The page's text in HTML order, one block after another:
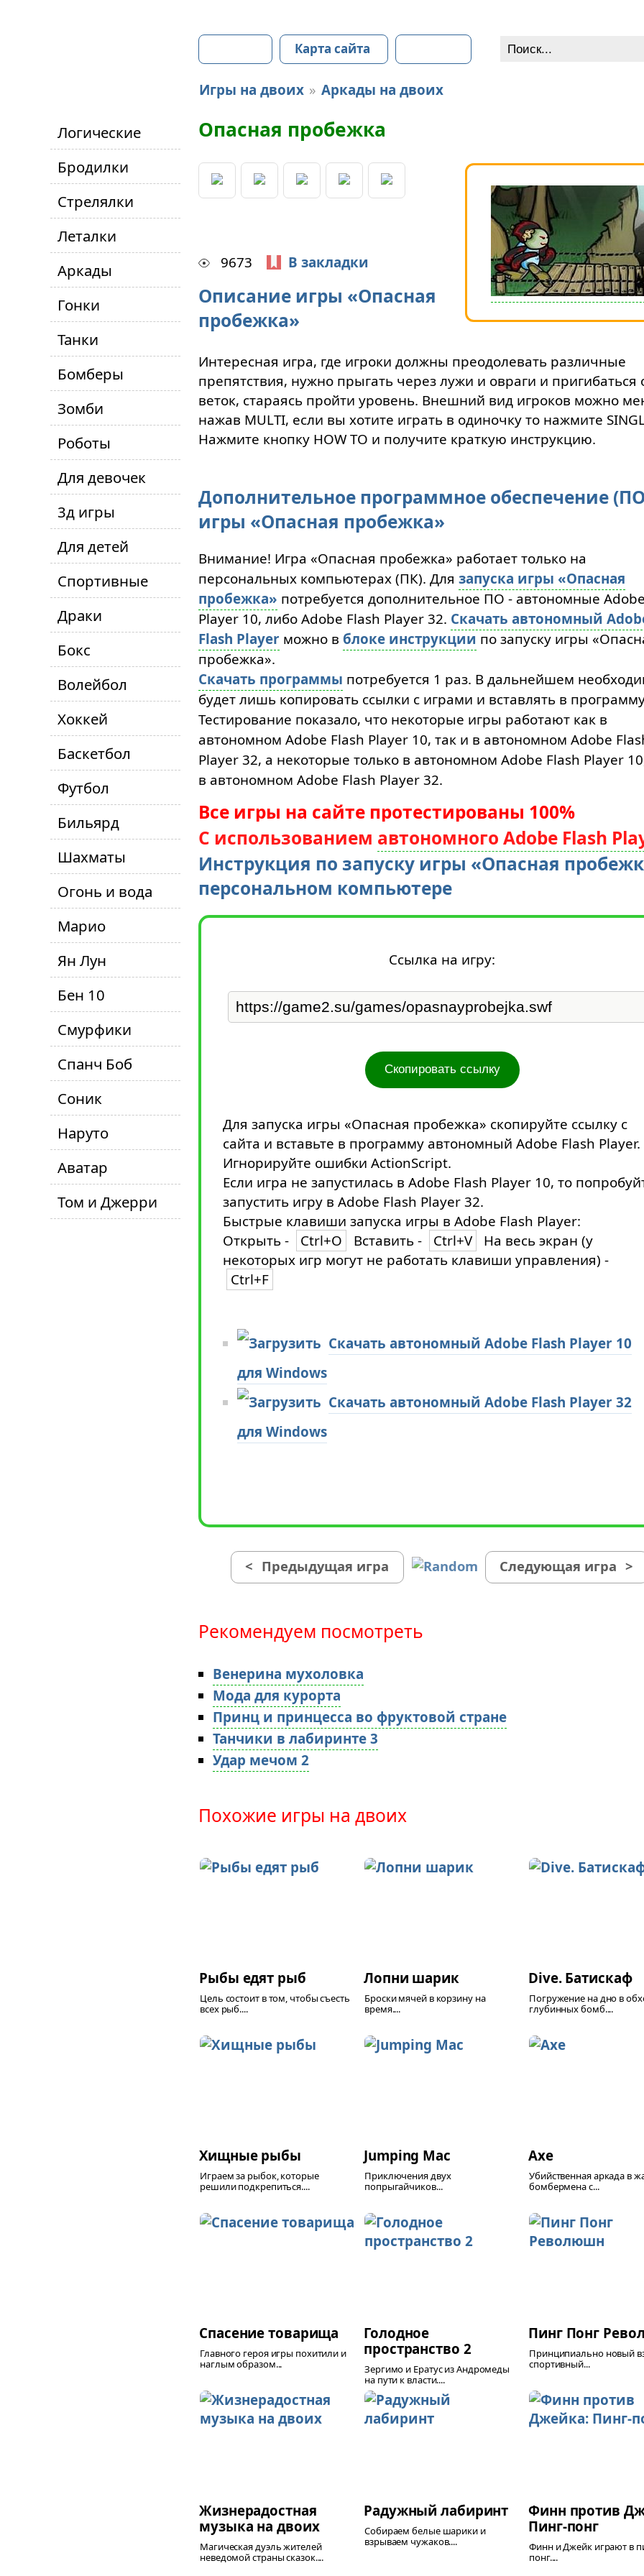
Игры на двоих » Аркады на двоих
Карта сайта
Логические
Бродилки
Стрелялки
Леталки
Аркады
Гонки
Танки
Бомберы
Зомби
Роботы
Для девочек
3д игры
Для детей
Спортивные
Драки
Бокс
Волейбол
Хоккей
Баскетбол
Футбол
Бильярд
Шахматы
Огонь и вода
Марио
Ян Лун
Бен 10
Смурфики
Спанч Боб
Соник
Наруто
Аватар
Том и Джерри
Опасная пробежка
9673 В закладки
Описание игры «Опасная
пробежка»
Интересная игра, где игроки должны преодолевать различные
препятствия, нужно прыгать через лужи и овраги и пригибаться
веток, стараясь пройти уровень. Внешний вид игроков можно
нажав MULTI, если вы хотите играть в одиночку то нажмите
Нажмите кнопку HOW TO и получите краткую инструкцию.
Дополнительное программное обеспечение
игры «Опасная пробежка»
Внимание! Игра «Опасная пробежка» работает только на
персональных компьютерах (ПК). Для запуска игры «Опасная
пробежка» потребуется дополнительное ПО - автономные
Player 10, либо Adobe Flash Player 32. Скачать автономный
Flash Player можно в блоке инструкции по запуску игры
пробежка».
Скачать программы потребуется 1 раз. В дальнейшем
будет лишь копировать ссылки с играми и вставлять в
Тестирование показало, что некоторые игры работают как в
автономном Adobe Flash Player 10, так и в автономном Adobe
Player 32, а некоторые только в автономном Adobe Flash Player
в автономном Adobe Flash Player 32.
Все игры на сайте протестированы 100%
С использованием автономного Adobe Flash
Инструкция по запуску игры «Опасная
персональном компьютере
Ссылка на игру:
Скопировать ссылку
Для запуска игры «Опасная пробежка» скопируйте ссылку с
сайта и вставьте в программу автономный Adobe Flash Player.
Игнорируйте ошибки ActionScript.
Если игра не запустилась в Adobe Flash Player 10, то
запустить игру в Adobe Flash Player 32.
Быстрые клавиши запуска игры в Adobe Flash Player:
Открыть -
Ctrl+O Вставить - Ctrl+V
На весь экран (у
некоторых игр могут не работать клавиши управления) -
Ctrl+F
Скачать автономный Adobe Flash Player 10
для Windows
Скачать автономный Adobe Flash Player 32
для Windows
< Предыдущая игра Следующая игра >
Рекомендуем посмотреть
Венерина мухоловка
Мода для курорта
Принц и принцесса во фруктовой стране
Танчики в лабиринте 3
Удар мечом 2
Похожие игры на двоих
Рыбы едят рыб
Цель состоит в том, чтобы съесть
всех рыб....
Лопни шарик
Броски мячей в корзину на
время....
Dive. Батискаф
Погружение на дно в
глубинных бомб....
Хищные рыбы
Играем за рыбок, которые
решили подкрепиться....
Jumping Mac
Приключения двух
попрыгайчиков...
Axe
Убийственная аркада в
бомбермена с...
Спасение товарища
Главного героя игры похитили и
наглым образом...
Голодное
пространство 2
Зергимо и Ератус из Андромеды
на пути к власти....
Пинг Понг
Принципиально новый
спортивный...
Жизнерадостная
музыка на двоих
Магическая дуэль жителей
неведомой страны сказок....
Радужный лабиринт
Собираем белые шарики и
взрываем чужаков....
Финн против
Пинг-понг
Финн и Джейк играют в
понг....